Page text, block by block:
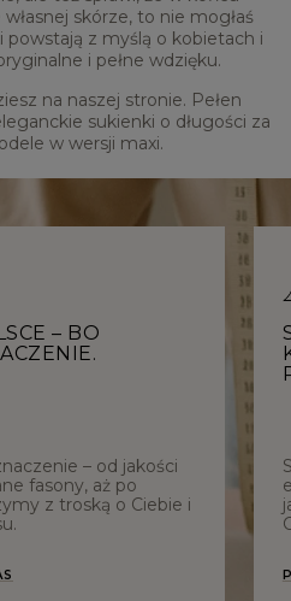
skórze, to nie mogłaś
powstają z myślą o kobietach i
i pełne wdzięku.
na naszej stronie. Pełen
sukienki o długości za
w wersji maxi.
– BO
– od jakości
fasony, aż po
z troską o Ciebie i